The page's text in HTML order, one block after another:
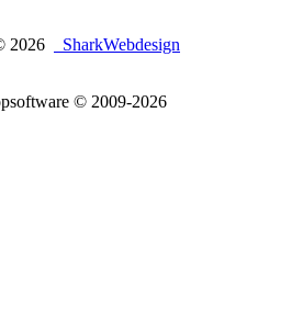
2026 SharkWebdesign
© 2009-2026